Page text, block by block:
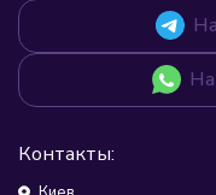
Контакты: